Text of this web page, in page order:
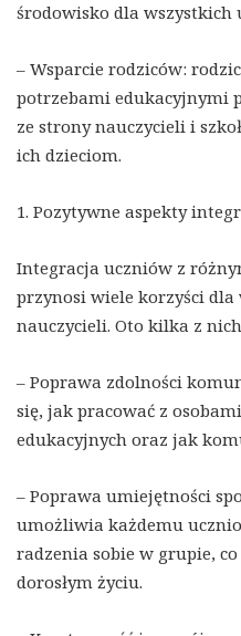
środowisko dla wszystkich
– Wsparcie rodziców:
potrzebami edukacyjnymi
ze strony nauczycieli i
ich dzieciom.
1. Pozytywne aspekty
Integracja uczniów z
przynosi wiele korzyści
nauczycieli. Oto kilka z
– Poprawa zdolności
się, jak pracować z
edukacyjnych oraz jak
– Poprawa umiejętności
umożliwia każdemu
radzenia sobie w grupie,
dorosłym życiu.